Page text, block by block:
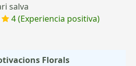
salva
4 (Experiencia positiva)
Florals